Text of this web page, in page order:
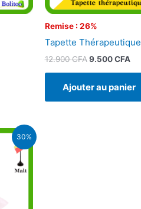
Remise : 26%
Tapette Thérapeutique
12.900CFA 9.500CFA
Ajouter au panier
30%